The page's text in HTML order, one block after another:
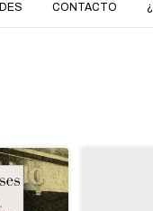
CONTACTO